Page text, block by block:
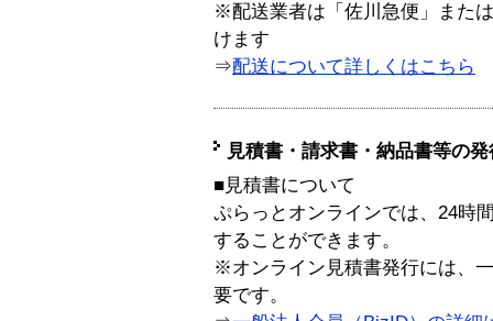
※配送業者は「佐川急便」また
けます
⇒配送について詳しくはこちら
見積書・請求書・納品書等の
■見積書について
ぷらっとオンラインでは、24時
することができます。
※オンライン見積書発行には、
要です。